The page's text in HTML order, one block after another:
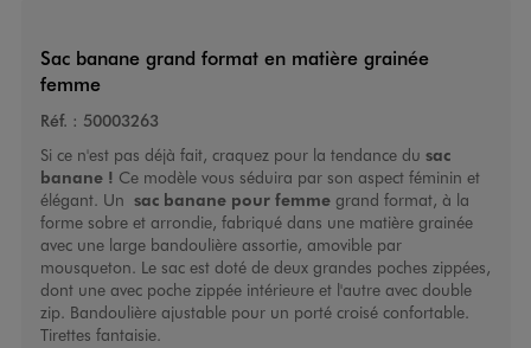
Sac banane grand format en matière grainée
femme
Réf. : 50003263
Si ce n'est pas déjà fait, craquez pour la tendance du sac
banane ! Ce modèle vous séduira par son aspect féminin et
élégant. Un sac banane pour femmegrand format, à la
forme sobre et arrondie, fabriqué dans une matière grainée
avec une large bandoulière assortie, amovible par
mousqueton. Le sac est doté de deux grandes poches zippées,
dont une avec poche zippée intérieure et l'autre avec double
zip. Bandoulière ajustable pour un porté croisé confortable.
Tirettes fantaisie.